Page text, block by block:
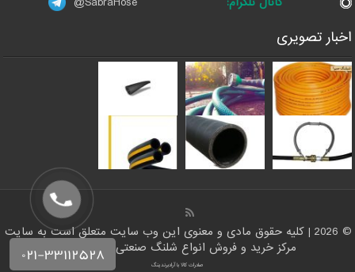
اخبار تصویری
© 2026 | کلیه حقوق مادی و معنوی این وب سایت متعلق است به سایت
مرکز خرید و فروش انواع شلنگ صنعتی | شلنگ من
صادرات کالا با آرادبرندینگ